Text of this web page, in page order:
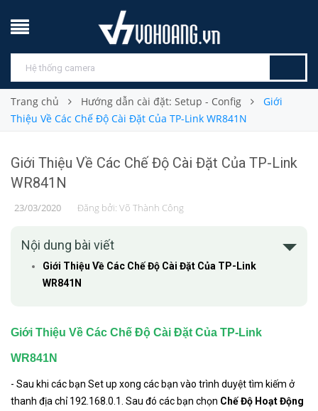
Trang chủ Hướng dẫn cài đặt: Setup - Config
Giới
Thiệu Về Các Chế Độ Cài Đặt Của TP-Link WR841N
Giới Thiệu Về Các Chế Độ Cài Đặt Của TP-Link
WR841N
23/03/2020 Đăng bởi: Võ Thành Công
Nội dung bài viết
Giới Thiệu Về Các Chế Độ Cài Đặt Của TP-Link
WR841N
Giới Thiệu Về Các Chế Độ Cài Đặt Của TP-Link
WR841N
- Sau khi các bạn Set up xong các bạn vào trình duyệt tìm kiếm ở
thanh địa chỉ 192.168.0.1. Sau đó các bạn chọn Chế Độ Hoạt Động